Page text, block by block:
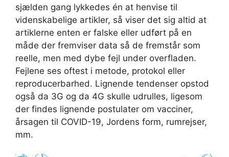
sjælden gang lykkedes én at henvise til
videnskabelige artikler, så viser det sig altid at
artiklerne enten er falske eller udført på en
måde der fremviser data så de fremstår som
reelle, men med dybe fejl under overfladen.
Fejlene ses oftest i metode, protokol eller
reproducerbarhed. Lignende tendenser opstod
også da 3G og da 4G skulle udrulles, ligesom
der findes lignende postulater om vacciner,
årsagen til COVID-19, Jordens form, rumrejser,
mm.